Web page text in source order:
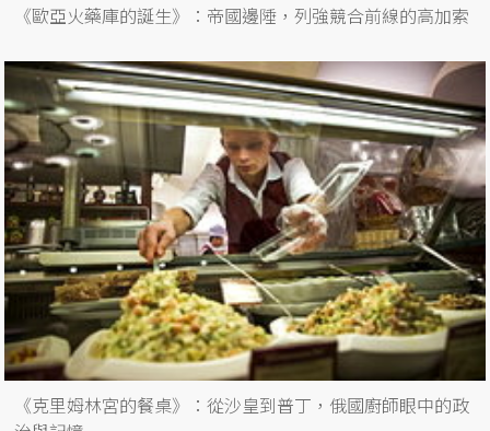
《歐亞火藥庫的誕生》：帝國邊陲，列強競合前線的高加索
《克里姆林宮的餐桌》：從沙皇到普丁，俄國廚師眼中的政